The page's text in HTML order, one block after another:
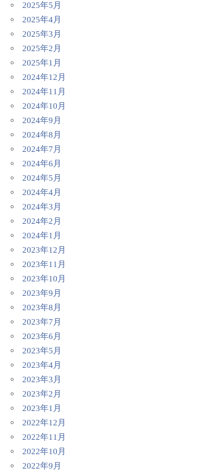
2025年5月
2025年4月
2025年3月
2025年2月
2025年1月
2024年12月
2024年11月
2024年10月
2024年9月
2024年8月
2024年7月
2024年6月
2024年5月
2024年4月
2024年3月
2024年2月
2024年1月
2023年12月
2023年11月
2023年10月
2023年9月
2023年8月
2023年7月
2023年6月
2023年5月
2023年4月
2023年3月
2023年2月
2023年1月
2022年12月
2022年11月
2022年10月
2022年9月